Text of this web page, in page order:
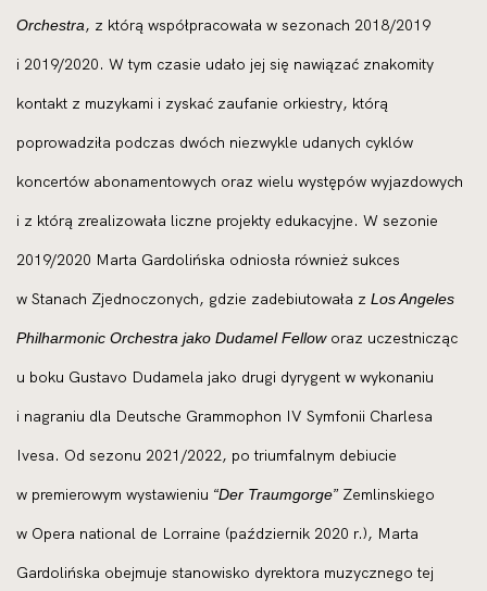
Orchestra, z którą współpracowała w sezonach 2018/2019
i 2019/2020. W tym czasie udało jej się nawiązać znakomity
kontakt z muzykami i zyskać zaufanie orkiestry, którą
poprowadziła podczas dwóch niezwykle udanych cyklów
koncertów abonamentowych oraz wielu występów wyjazdowych
i z którą zrealizowała liczne projekty edukacyjne. W sezonie
2019/2020 Marta Gardolińska odniosła również sukces
w Stanach Zjednoczonych, gdzie zadebiutowała z Los Angeles
Philharmonic Orchestra jako Dudamel Felloworaz uczestnicząc
u boku Gustavo Dudamela jako drugi dyrygent w wykonaniu
i nagraniu dla Deutsche Grammophon IV Symfonii Charlesa
Ivesa. Od sezonu 2021/2022, po triumfalnym debiucie
w premierowym wystawieniu “Der Traumgorge” Zemlinskiego
w Opera national de Lorraine (październik 2020 r.), Marta
Gardolińska obejmuje stanowisko dyrektora muzycznego tej